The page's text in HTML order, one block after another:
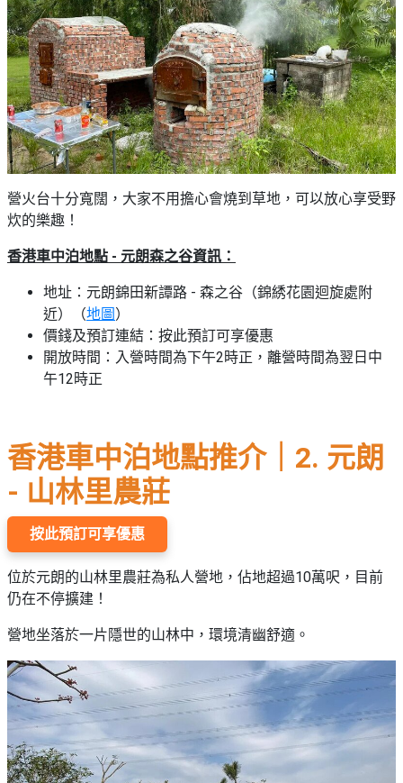
營火台十分寬闊，大家不用擔心會燒到草地，可以放心享受野
炊的樂趣！
香港車中泊地點 - 元朗森之谷資訊：
地址：元朗錦田新譚路 - 森之谷（錦綉花園迴旋處附
近）（地圖）
價錢及預訂連結：按此預訂可享優惠
開放時間：入營時間為下午2時正，離營時間為翌日中
午12時正
香港車中泊地點推介｜2. 元朗
- 山林里農莊
按此預訂可享優惠
位於元朗的山林里農莊為私人營地，佔地超過10萬呎，目前
仍在不停擴建！
營地坐落於一片隱世的山林中，環境清幽舒適。